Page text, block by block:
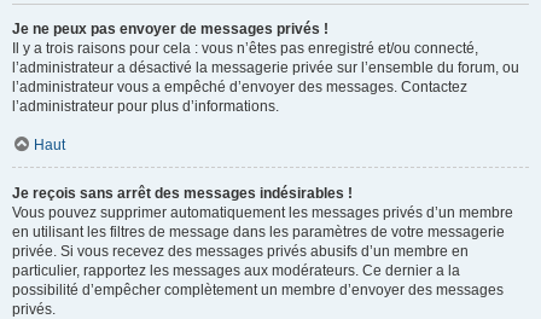
Je ne peux pas envoyer de messages privés !
Il y a trois raisons pour cela : vous n’êtes pas enregistré et/ou connecté,
l’administrateur a désactivé la messagerie privée sur l’ensemble du forum, ou
l’administrateur vous a empêché d’envoyer des messages. Contactez
l’administrateur pour plus d’informations.
Haut
Je reçois sans arrêt des messages indésirables !
Vous pouvez supprimer automatiquement les messages privés d’un membre
en utilisant les filtres de message dans les paramètres de votre messagerie
privée. Si vous recevez des messages privés abusifs d’un membre en
particulier, rapportez les messages aux modérateurs. Ce dernier a la
possibilité d’empêcher complètement un membre d’envoyer des messages
privés.